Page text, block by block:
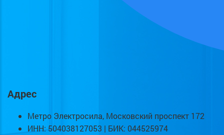
Адрес
Метро Электросила, Московский проспект 172
ИНН: 504038127053 | БИК: 044525974